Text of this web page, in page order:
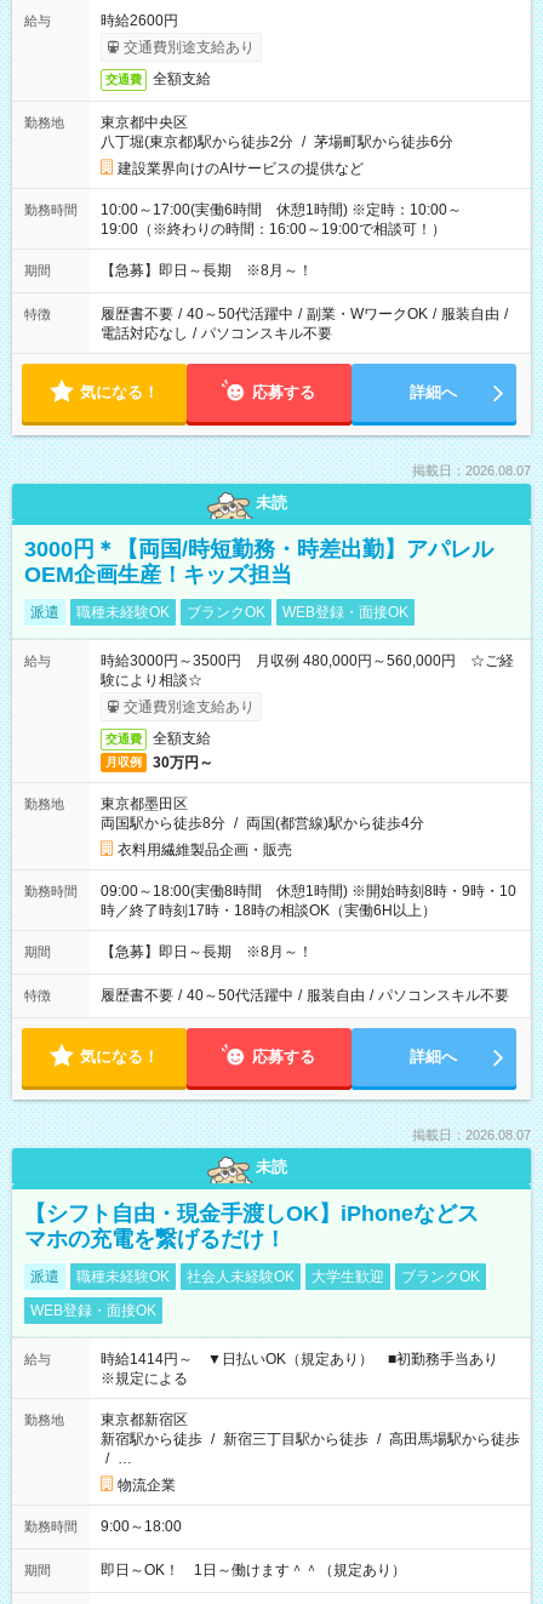
給与
時給2600円
交通費別途支給あり
交通費 全額支給
勤務地
東京都中央区
八丁堀(東京都)駅から徒歩2分 / 茅場町駅から徒歩6分
建設業界向けのAIサービスの提供など
勤務時間
10:00～17:00(実働6時間 休憩1時間) ※定時：10:00～
19:00（※終わりの時間：16:00～19:00で相談可！）
期間 【急募】即日～長期 ※8月～！
特徴 履歴書不要 / 40～50代活躍中 / 副業・WワークOK / 服装自由 /
電話対応なし / パソコンスキル不要
気になる！ 応募する 詳細へ
掲載日：2026.08.07
未読
3000円＊【両国/時短勤務・時差出勤】アパレル
OEM企画生産！キッズ担当
派遣 職種未経験OK ブランクOK WEB登録・面接OK
給与
時給3000円～3500円 月収例 480,000円～560,000円 ☆ご経
験により相談☆
交通費別途支給あり
交通費 全額支給
月収例 30万円～
勤務地
東京都墨田区
両国駅から徒歩8分 / 両国(都営線)駅から徒歩4分
衣料用繊維製品企画・販売
勤務時間
09:00～18:00(実働8時間 休憩1時間) ※開始時刻8時・9時・10
時／終了時刻17時・18時の相談OK（実働6H以上）
期間 【急募】即日～長期 ※8月～！
特徴 履歴書不要 / 40～50代活躍中 / 服装自由 / パソコンスキル不要
気になる！ 応募する 詳細へ
掲載日：2026.08.07
未読
【シフト自由・現金手渡しOK】iPhoneなどス
マホの充電を繋げるだけ！
派遣 職種未経験OK 社会人未経験OK 大学生歓迎
ブランクOK
WEB登録・面接OK
給与
時給1414円～ ▼日払いOK（規定あり） ■初勤務手当あり
※規定による
勤務地
東京都新宿区
新宿駅から徒歩 / 新宿三丁目駅から徒歩 / 高田馬場駅から徒歩
/ …
物流企業
勤務時間 9:00～18:00
期間 即日～OK！ 1日～働けます＾＾（規定あり）